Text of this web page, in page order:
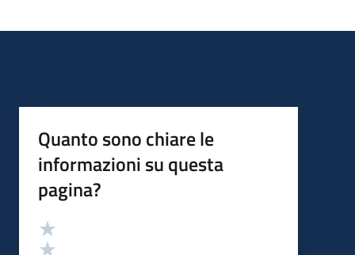
Quanto sono chiare le
informazioni su questa
pagina?
Valutazione